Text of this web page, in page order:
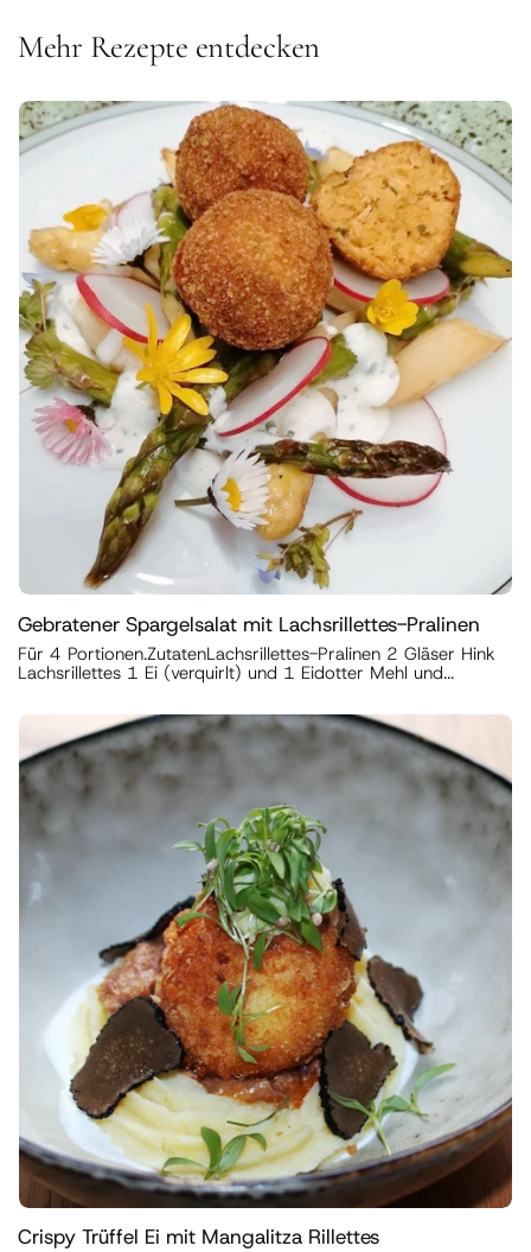
Mehr Rezepte entdecken
Gebratener Spargelsalat mit Lachsrillettes-Pralinen
Für 4 Portionen.ZutatenLachsrillettes-Pralinen 2 Gläser Hink
Lachsrillettes 1 Ei (verquirlt) und 1 Eidotter Mehl und...
Crispy Trüffel Ei mit Mangalitza Rillettes